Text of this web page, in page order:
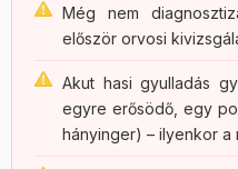
Még nem
először orvosi
Akut hasi gyulladás
egyre erősödő, egy
hányinger) – ilyenkor a